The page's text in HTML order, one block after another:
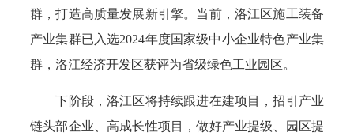
群，打造高质量发展新引擎。当前，洛江区施工装备
产业集群已入选2024年度国家级中小企业特色产业集
群，洛江经济开发区获评为省级绿色工业园区。
下阶段，洛江区将持续跟进在建项目，招引产业
链头部企业、高成长性项目，做好产业提级、园区提